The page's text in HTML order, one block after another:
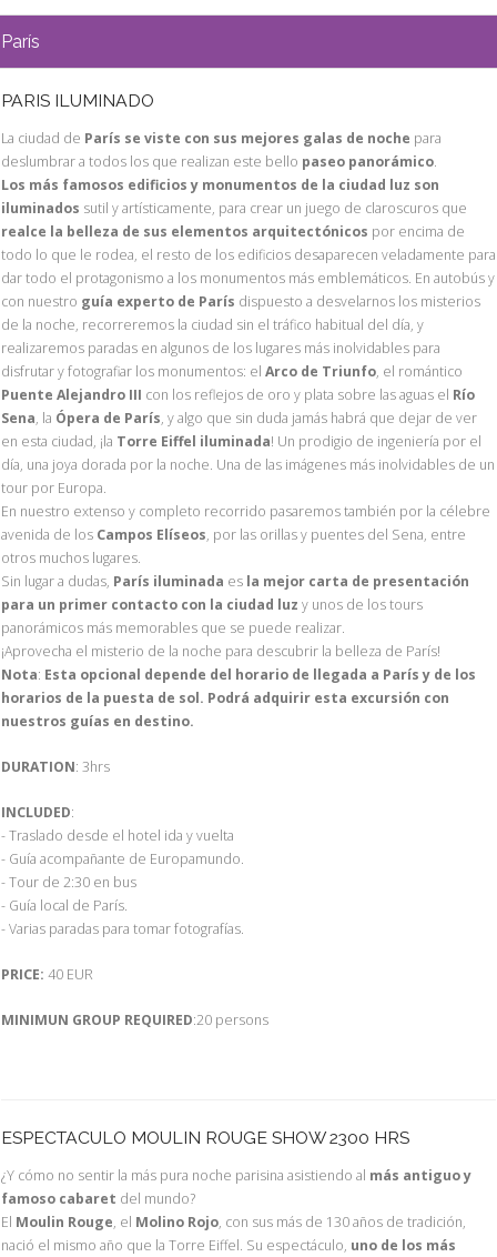
París
PARIS ILUMINADO
La ciudad de París se viste con sus mejores galas de noche para
deslumbrar a todos los que realizan este bello paseo panorámico.
Los más famosos edificios y monumentos de la ciudad luz son
iluminados sutil y artísticamente, para crear un juego de claroscuros que
realce la belleza de sus elementos arquitectónicos por encima de
todo lo que le rodea, el resto de los edificios desaparecen veladamente para
dar todo el protagonismo a los monumentos más emblemáticos. En autobús y
con nuestro guía experto de París dispuesto a desvelarnos los misterios
de la noche, recorreremos la ciudad sin el tráfico habitual del día, y
realizaremos paradas en algunos de los lugares más inolvidables para
disfrutar y fotografiar los monumentos: el Arco de Triunfo, el romántico
Puente Alejandro III con los reflejos de oro y plata sobre las aguas el Río
Sena, la Ópera de París, y algo que sin duda jamás habrá que dejar de ver
en esta ciudad, ¡la Torre Eiffel iluminada! Un prodigio de ingeniería por el
día, una joya dorada por la noche. Una de las imágenes más inolvidables de un
tour por Europa.
En nuestro extenso y completo recorrido pasaremos también por la célebre
avenida de los Campos Elíseos, por las orillas y puentes del Sena, entre
otros muchos lugares.
Sin lugar a dudas, París iluminada es la mejor carta de presentación
para un primer contacto con la ciudad luz y unos de los tours
panorámicos más memorables que se puede realizar.
¡Aprovecha el misterio de la noche para descubrir la belleza de París!
Nota: Esta opcional depende del horario de llegada a París y de los
horarios de la puesta de sol. Podrá adquirir esta excursión con
nuestros guías en destino.
DURATION: 3hrs
INCLUDED:
- Traslado desde el hotel ida y vuelta
- Guía acompañante de Europamundo.
- Tour de 2:30 en bus
- Guía local de París.
- Varias paradas para tomar fotografías.
PRICE: 40 EUR
MINIMUN GROUP REQUIRED:20 persons
ESPECTACULO MOULIN ROUGE SHOW 2300 HRS
¿Y cómo no sentir la más pura noche parisina asistiendo al más antiguo y
famoso cabaret del mundo?
El Moulin Rouge, el Molino Rojo, con sus más de 130 años de tradición,
nació el mismo año que la Torre Eiffel. Su espectáculo, uno de los más